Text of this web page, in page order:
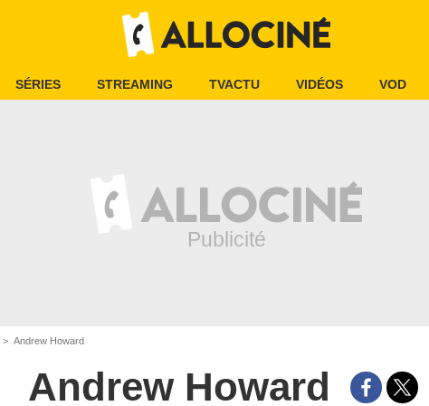
SÉRIES STREAMING TVACTU VIDÉOS VOD
Andrew Howard
Andrew Howard